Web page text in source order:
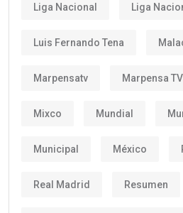
Liga Nacional Liga
Luis Fernando Tena
Marpensatv Marpensa TV
Mixco Mundial
Municipal México
Real Madrid Resumen